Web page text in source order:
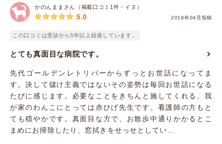
かのんままさん（掲載口コミ1件・イヌ）
2019年04月投稿
5.0
この口コミは受診から5年以上経過しています。
とても真面目な病院です。
先代ゴールデンレトリバーからずっとお世話になってま
す。決して儲け主義ではないその姿勢は毎回お世話になる
たびに感じます。必要なことをきちんと施してくれる、我
が家のわんこにとっては赤ひげ先生です。看護師の方もと
ても穏やかです。真面目な方で、お散歩中通りかかるとこ
まめにお掃除したり、窓拭きをせっせとしてい...